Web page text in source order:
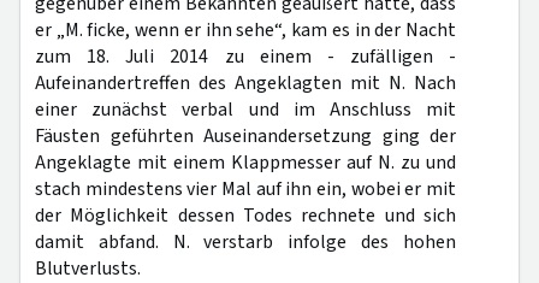
er „M. ficke, wenn er ihn sehe“, kam es in der Nacht
zum 18. Juli 2014 zu einem - zufälligen -
Aufeinandertreffen des Angeklagten mit N. Nach
einer zunächst verbal und im Anschluss mit
Fäusten geführten Auseinandersetzung ging der
Angeklagte mit einem Klappmesser auf N. zu und
stach mindestens vier Mal auf ihn ein, wobei er mit
der Möglichkeit dessen Todes rechnete und sich
damit abfand. N. verstarb infolge des hohen
Blutverlusts.